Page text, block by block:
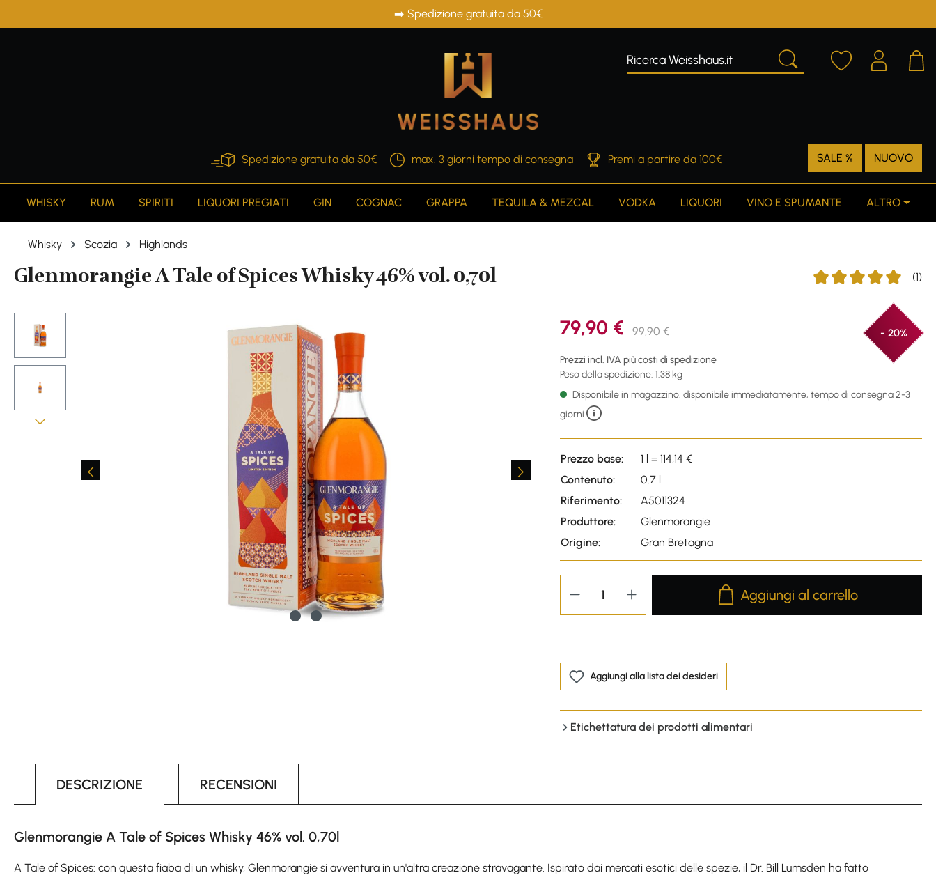
➡️ Spedizione gratuita da 50€
Spedizione gratuita da 50€ max. 3 giorni tempo di consegna Premi a partire da 100€ SALE % NUOVO
WHISKY RUM SPIRITI LIQUORI PREGIATI GIN COGNAC GRAPPA TEQUILA & MEZCAL VODKA LIQUORI VINO E SPUMANTE ALTRO
Whisky Scozia Highlands
Glenmorangie A Tale of Spices Whisky 46% vol. 0,70l
79,90 € 99,90 € - 20%
Prezzi incl. IVA più costi di spedizione
Peso della spedizione: 1.38 kg
(1)
Disponibile in magazzino, disponibile immediatamente, tempo di consegna 2-3
giorni
Prezzo base:
1 l = 114,14 €
Contenuto:
0.7 l
Riferimento:
A5011324
Produttore:
Glenmorangie
Origine:
Gran Bretagna
Product Quantity: Enter the desired
Aggiungi al carrello
Aggiungi alla lista dei desideri
Etichettatura dei prodotti alimentari
DESCRIZIONE RECENSIONI
Glenmorangie A Tale of Spices Whisky 46% vol. 0,70l
A Tale of Spices: con questa fiaba di un whisky, Glenmorangie si avventura in un'altra creazione stravagante. Ispirato dai mercati esotici delle spezie, il Dr. Bill Lumsden ha fatto